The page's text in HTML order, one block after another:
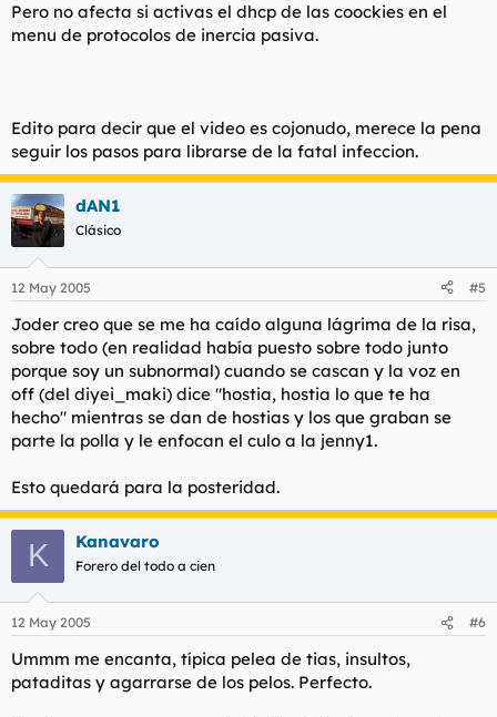
Pero no afecta si activas el dhcp de las coockies en el
menu de protocolos de inercia pasiva.
Edito para decir que el video es cojonudo, merece la pena
seguir los pasos para librarse de la fatal infeccion.
dAN1
Clásico
12 May 2005 #5
Joder creo que se me ha caído alguna lágrima de la risa,
sobre todo (en realidad había puesto sobre todo junto
porque soy un subnormal) cuando se cascan y la voz en
off (del diyei_maki) dice "hostia, hostia lo que te ha
hecho" mientras se dan de hostias y los que graban se
parte la polla y le enfocan el culo a la jenny1.
Esto quedará para la posteridad.
K Kanavaro
Forero del todo a cien
12 May 2005 #6
Ummm me encanta, típica pelea de tias, insultos,
pataditas y agarrarse de los pelos. Perfecto.